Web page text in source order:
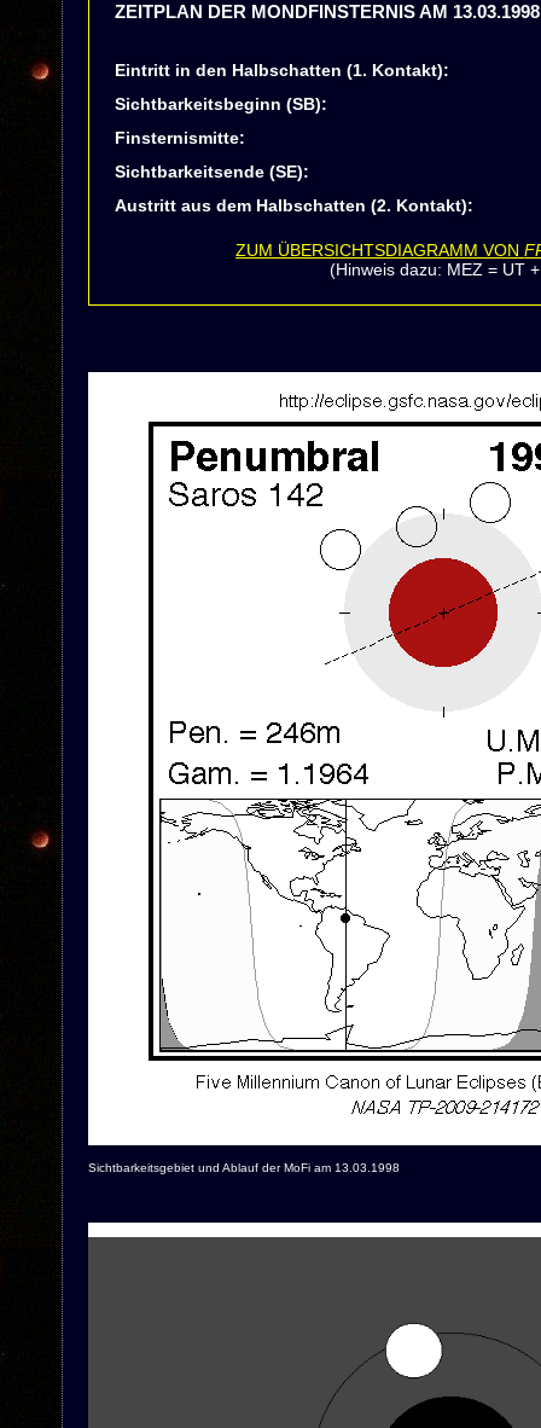
ZEITPLAN DER MONDFINSTERNIS AM 13.03.1998
Eintritt in den Halbschatten (1. Kontakt):
Sichtbarkeitsbeginn (SB):
Finsternismitte:
Sichtbarkeitsende (SE):
Austritt aus dem Halbschatten (2. Kontakt):
ZUM ÜBERSICHTSDIAGRAMM VON
(Hinweis dazu: MEZ = UT
Sichtbarkeitsgebiet und Ablauf der MoFi am 13.03.1998